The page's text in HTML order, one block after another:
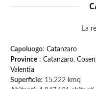
La
Capoluogo: Catanzaro
Province : Catanzaro,
Valentia
Superficie: 15.222 kmq